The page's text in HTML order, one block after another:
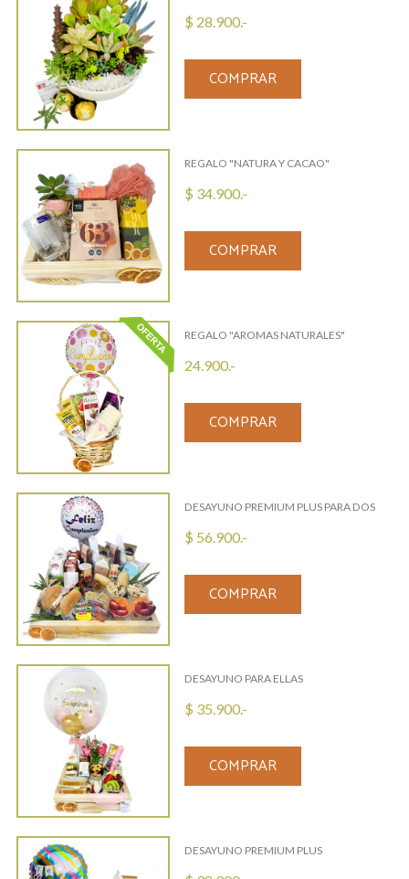
$ 28.900.-
COMPRAR
REGALO "NATURA Y CACAO"
$ 34.900.-
COMPRAR
REGALO "AROMAS NATURALES"
24.900.-
COMPRAR
DESAYUNO PREMIUM PLUS PARA DOS
$ 56.900.-
COMPRAR
DESAYUNO PARA ELLAS
$ 35.900.-
COMPRAR
DESAYUNO PREMIUM PLUS